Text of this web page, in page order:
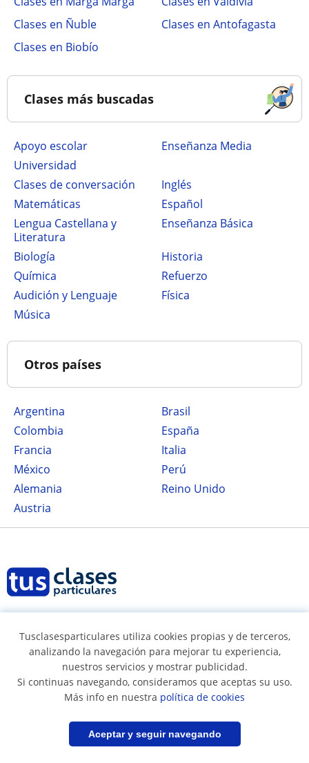
Guardar búsqueda
Clases en Ñuble
Clases en Antofagasta
Clases en Biobío
Clases más buscadas
Apoyo escolar
Enseñanza Media
Universidad
Clases de conversación
Inglés
Matemáticas
Español
Lengua Castellana y
Literatura
Enseñanza Básica
Biología
Historia
Química
Refuerzo
Audición y Lenguaje
Física
Música
Otros países
Argentina
Brasil
Colombia
España
Francia
Italia
México
Perú
Alemania
Reino Unido
Austria
Síguenos en
Términos y condiciones
Política de cookies
Política de privacidad
Tusclasesparticulares utiliza cookies propias y de terceros,
analizando la navegación para mejorar tu experiencia,
nuestros servicios y mostrar publicidad.
Si continuas navegando, consideramos que aceptas su uso.
Más info en nuestra política de cookies
Aceptar y seguir navegando